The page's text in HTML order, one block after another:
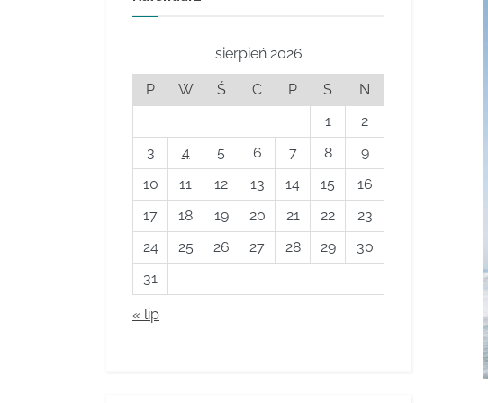
sierpień 2026
P W Ś C P S
N
1
2
3
4 5 6 7 8
9
10
11 12 13 14 15
16
17
18 19 20 21 22
23
24
25 26 27 28 29
30
31
« lip